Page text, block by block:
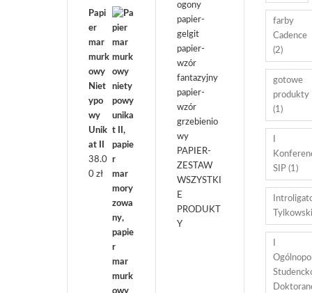
Papi
er
mar
murk
owy
Niet
ypo
wy
Unik
at II
38.0
0 zł
ogony
papier-
gelgit
papier-
wzór
fantazyjny
papier-
wzór
grzebienio
wy
PAPIER-
ZESTAW
WSZYSTKI
E
PRODUKT
Y
farby
Cadence
(2)
gotowe
produkty
(1)
SIP (1)
Tylkowski